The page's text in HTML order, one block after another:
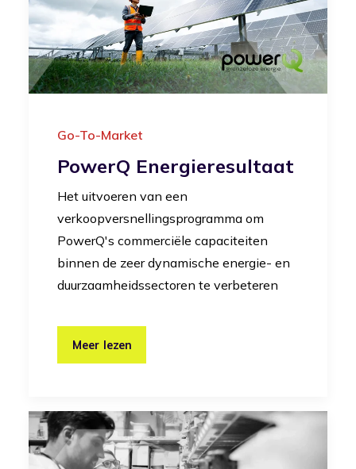
Go-To-Market
PowerQ Energieresultaat
Het uitvoeren van een
verkoopversnellingsprogramma om
PowerQ's commerciële capaciteiten
binnen de zeer dynamische energie- en
duurzaamheidssectoren te verbeteren
Meer lezen